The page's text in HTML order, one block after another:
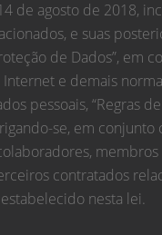
de agosto de 2018,
e suas
de Dados”, em
e demais
pessoais, “Regras
se, em conjunto
membros
contratados
estabelecido nesta lei.